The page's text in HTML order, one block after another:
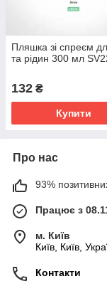
Пляшка зі спреєм
та рідин 300 мл
132 ₴
Купити
Про нас
93%
Працює з
м. Київ
Київ, Київ,
Контакти